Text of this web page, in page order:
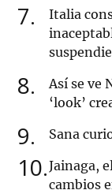
7
Italia
8
Así se ve
‘look’
9 Sana
10 Jainaga,
cambios